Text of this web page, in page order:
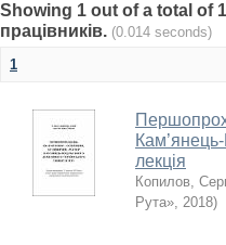
Showing 1 out of a total of
працівників. (0.014 seconds)
1
лекція
Копилов,
Рута», 2018)